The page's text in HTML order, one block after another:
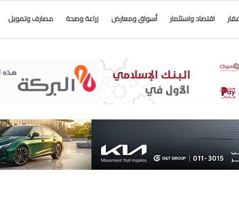
اقتصاد واستثمار أسواق ومعارض زراعة وصحة مصارف وتمويل